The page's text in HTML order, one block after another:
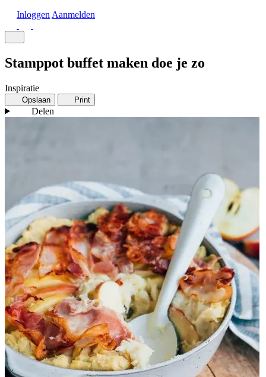
Inloggen Aanmelden
Stamppot buffet maken doe je zo
Inspiratie
Opslaan Print
Delen